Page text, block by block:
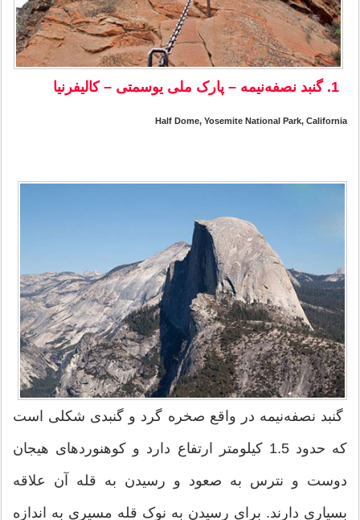
1. گنبد نصفه‌نیمه – پارک ملی یوسمتی – کالیفرنیا
Half Dome, Yosemite National Park, California
گنبد نصفه‌نیمه در واقع صخره گرد و گنبدی شکلی است
که حدود 1.5 کیلومتر ارتفاع دارد و کوهنوردهای هیجان
دوست و نترس به صعود و رسیدن به قله آن علاقه
بسیاری دارند. برای رسیدن به نوک قله مسیری به اندازه